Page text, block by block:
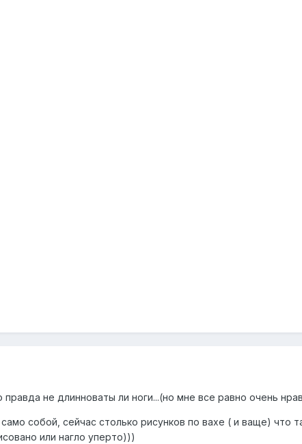
не длинноваты ли ноги...(но мне все равно очень
собой, сейчас столько рисунков по вахе ( и ваще) что
или нагло уперто)))